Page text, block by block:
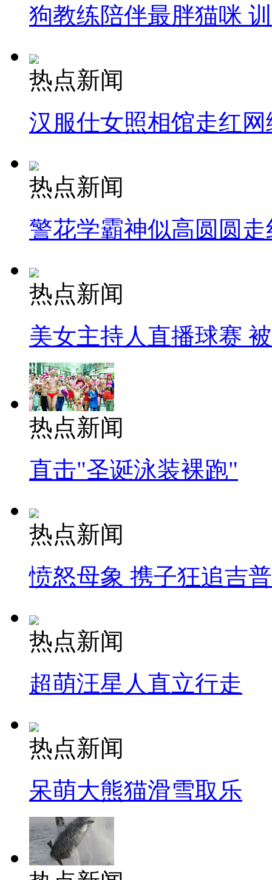
狗教练陪伴最胖猫咪
热点新闻
汉服仕女照相馆走红网
热点新闻
警花学霸神似高圆圆走
热点新闻
美女主持人直播球赛
热点新闻
直击"圣诞泳装裸跑"
热点新闻
愤怒母象 携子狂追吉
热点新闻
超萌汪星人直立行走
热点新闻
呆萌大熊猫滑雪取乐